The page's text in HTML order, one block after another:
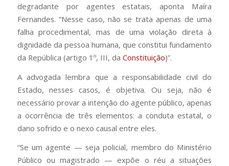
degradante por agentes estatais, aponta Maíra
Fernandes. “Nesse caso, não se trata apenas de uma
falha procedimental, mas de uma violação direta à
dignidade da pessoa humana, que constitui fundamento
da República (artigo 1º, III, da Constituição)”.
A advogada lembra que a responsabilidade civil do
Estado, nesses casos, é objetiva. Ou seja, não é
necessário provar a intenção do agente público, apenas
a ocorrência de três elementos: a conduta estatal, o
dano sofrido e o nexo causal entre eles.
“Se um agente — seja policial, membro do Ministério
Público ou magistrado — expõe o réu a situações